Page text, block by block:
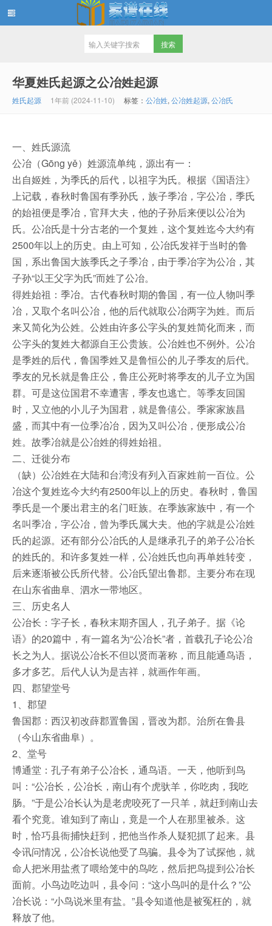
华夏姓氏起源之公冶姓起源
姓氏起源 1年前 (2024-11-10) 标签： 公冶姓, 公冶姓起源, 公冶氏
一、姓氏源流
公冶（Gōng yě）姓源流单纯，源出有一：
出自姬姓，为季氏的后代，以祖字为氏。根据《国语注》
上记载，春秋时鲁国有季孙氏，族子季冶，字公冶，季氏
的始祖便是季冶，官拜大夫，他的子孙后来便以公冶为
氏。公冶氏是十分古老的一个复姓，这个复姓迄今大约有
2500年以上的历史。由上可知，公冶氏发祥于当时的鲁
国，系出鲁国大族季氏之子季冶，由于季冶字为公冶，其
子孙“以王父字为氏”而姓了公冶。
得姓始祖：季冶。古代春秋时期的鲁国，有一位人物叫季
冶，又取个名叫公冶，他的后代就取公冶两字为姓。而后
来又简化为公姓。公姓由许多公字头的复姓简化而来，而
公字头的复姓大都源自王公贵族。公冶姓也不例外。公冶
是季姓的后代，鲁国季姓又是鲁恒公的儿子季友的后代。
季友的兄长就是鲁庄公，鲁庄公死时将季友的儿子立为国
群。可是这位国君不幸遭害，季友也逃亡。等季友回国
时，又立他的小儿子为国君，就是鲁僖公。季家家族昌
盛，而其中有一位季冶冶，因为又叫公冶，便形成公冶
姓。故季冶就是公冶姓的得姓始祖。
二、迁徙分布
（缺）公冶姓在大陆和台湾没有列入百家姓前一百位。公
冶这个复姓迄今大约有2500年以上的历史。春秋时，鲁国
季氏是一个屡出君主的名门旺族。在季族家族中，有一个
名叫季冶，字公冶，曾为季氏属大夫。他的字就是公冶姓
氏的起源。还有部分公冶氏的人是继承孔子的弟子公冶长
的姓氏的。和许多复姓一样，公冶姓氏也向再单姓转变，
后来逐渐被公氏所代替。公冶氏望出鲁郡。主要分布在现
在山东省曲阜、泗水一带地区。
三、历史名人
公冶长：字子长，春秋末期齐国人，孔子弟子。据《论
语》的20篇中，有一篇名为“公冶长”者，首载孔子论公冶
长之为人。据说公冶长不但以贤而著称，而且能通鸟语，
多才多艺。后代人认为是吉祥，就画作年画。
四、郡望堂号
1、郡望
鲁国郡：西汉初改薛郡置鲁国，晋改为郡。治所在鲁县
（今山东省曲阜）。
2、堂号
博通堂：孔子有弟子公冶长，通鸟语。一天，他听到鸟
叫：“公冶长，公冶长，南山有个虎驮羊，你吃肉，我吃
肠。”于是公冶长认为是老虎咬死了一只羊，就赶到南山去
看个究竟。谁知到了南山，竟是一个人在那里被杀。这
时，恰巧县衙捕快赶到，把他当作杀人疑犯抓了起来。县
令讯问情况，公冶长说他受了鸟骗。县令为了试探他，就
命人把米用盐煮了喂给笼中的鸟吃，然后把鸟提到公冶长
面前。小鸟边吃边叫，县令问：“这小鸟叫的是什么？”公
冶长说：“小鸟说米里有盐。”县令知道他是被冤枉的，就
释放了他。